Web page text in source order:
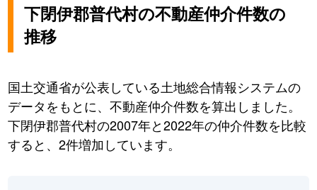
下閉伊郡普代村の不動産仲介件数の
推移
国土交通省が公表している土地総合情報システムの
データをもとに、不動産仲介件数を算出しました。
下閉伊郡普代村の2007年と2022年の仲介件数を比較
すると、2件増加しています。